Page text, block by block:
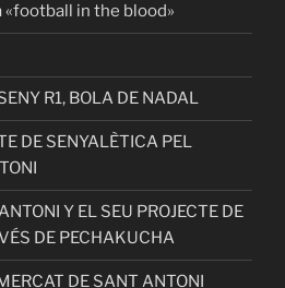
in the blood»
R1, BOLA DE NADAL
DE SENYALÈTICA PEL
Y EL SEU PROJECTE DE
DE PECHAKUCHA
DE SANT ANTONI